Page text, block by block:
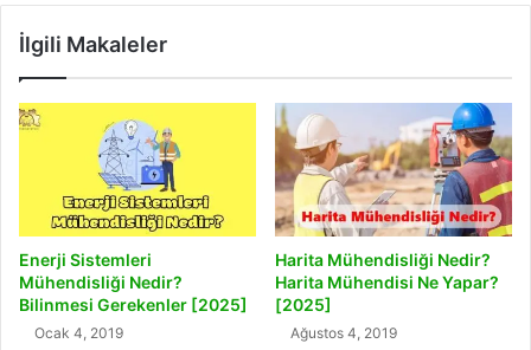
İlgili Makaleler
Enerji Sistemleri
Mühendisliği Nedir?
Bilinmesi Gerekenler [2025]
Ocak 4, 2019
Harita Mühendisliği Nedir?
Harita Mühendisi Ne Yapar?
[2025]
Ağustos 4, 2019